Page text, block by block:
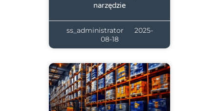
narzędzie
ss_administrator
2025-
08-18